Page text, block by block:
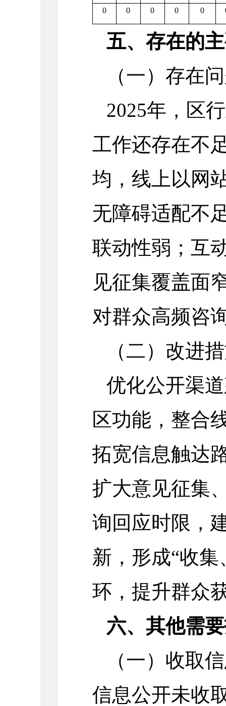
0 0 0 0 0
五、存在的
（一）存在
2025年，区
工作还存在不
均，线上以网
无障碍适配不
联动性弱；互
见征集覆盖面
对群众高频咨
（二）改进
优化公开渠
区功能，整合
拓宽信息触达
扩大意见征集
询回应时限，
新，形成“收
环，提升群众
六、其他需
（一）收取
信息公开未收